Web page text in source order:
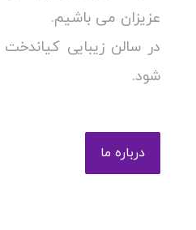
عزیزان می باشیم.
در سالن زیبایی
شود.
درباره ما